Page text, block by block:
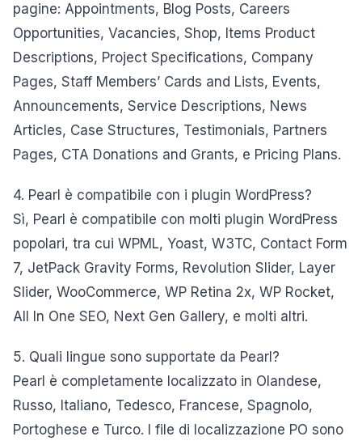
pagine: Appointments, Blog Posts, Careers
Opportunities, Vacancies, Shop, Items Product
Descriptions, Project Specifications, Company
Pages, Staff Members’ Cards and Lists, Events,
Announcements, Service Descriptions, News
Articles, Case Structures, Testimonials, Partners
Pages, CTA Donations and Grants, e Pricing Plans.
4. Pearl è compatibile con i plugin WordPress?
Sì, Pearl è compatibile con molti plugin WordPress
popolari, tra cui WPML, Yoast, W3TC, Contact Form
7, JetPack Gravity Forms, Revolution Slider, Layer
Slider, WooCommerce, WP Retina 2x, WP Rocket,
All In One SEO, Next Gen Gallery, e molti altri.
5. Quali lingue sono supportate da Pearl?
Pearl è completamente localizzato in Olandese,
Russo, Italiano, Tedesco, Francese, Spagnolo,
Portoghese e Turco. I file di localizzazione PO sono